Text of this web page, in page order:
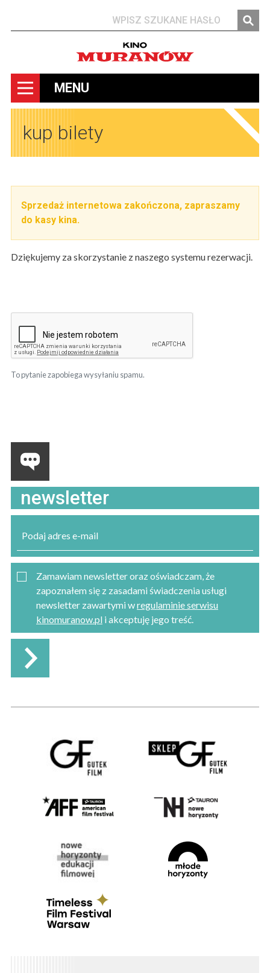
MENU
kup bilety
Sprzedaż internetowa zakończona, zapraszamy
do kasy kina.
Dziękujemy za skorzystanie z naszego systemu rezerwacji.
To pytanie zapobiega wysyłaniu spamu.
newsletter
Zamawiam newsletter oraz oświadczam, że
zapoznałem się z zasadami świadczenia usługi
newsletter zawartymi wregulaminie serwisu
kinomuranow.pl i akceptuję jego treść.